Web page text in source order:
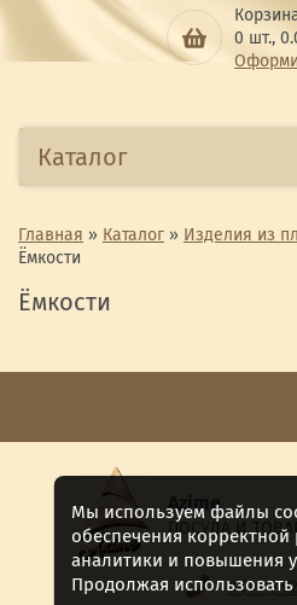
0 шт.,
Каталог
Главная » Каталог » Изделия из
Ёмкости
Ёмкости
Azime
ПОСУДА И
8 (911)
Мы используем файлы
обеспечения корректной
аналитики и повышения
Продолжая использовать